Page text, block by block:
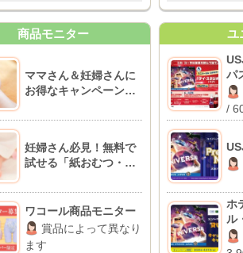
商品モニター
ママさん＆妊婦さんに
お得なキャンペーンが
妊婦さん必見！無料で
試せる「紙おむつ・粉
BEST10♪
ワコール商品モニター
賞品によって異なり
ます
ユ
パ
ド
/
ホ
ル
ク
貸